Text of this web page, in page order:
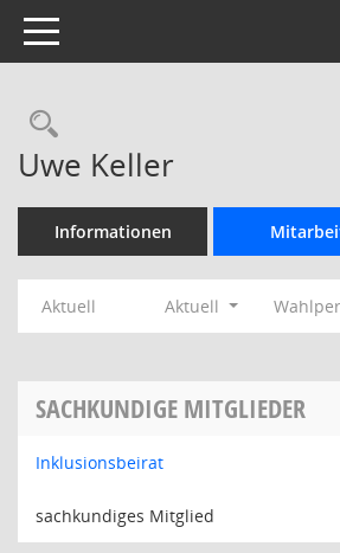
Toggle navigation
Rechercheauswahl
Uwe Keller
Informationen
Aktuell Aktuell
SACHKUNDIGE MITGLIEDER
Inklusionsbeirat
sachkundiges Mitglied